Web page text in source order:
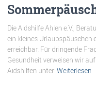
Die Aidshilfe Ahlen e.V.,
ein kleines Urlaubspäuschen
erreichbar. Für dringende
Gesundheit verweisen wir
Aidshilfen unter Weiterlesen